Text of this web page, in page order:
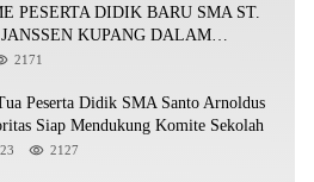
PESERTA DIDIK BARU SMA ST.
KUPANG DALAM
HARI PERTAMA
2171
Peserta Didik SMA Santo Arnoldus
Siap Mendukung Komite Sekolah
2127